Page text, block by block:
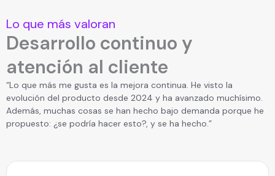
Lo que más valoran
Desarrollo continuo y
atención al cliente
“Lo que más me gusta es la mejora continua. He visto la
evolución del producto desde 2024 y ha avanzado muchísimo.
Además, muchas cosas se han hecho bajo demanda porque he
propuesto: ¿se podría hacer esto?, y se ha hecho.”